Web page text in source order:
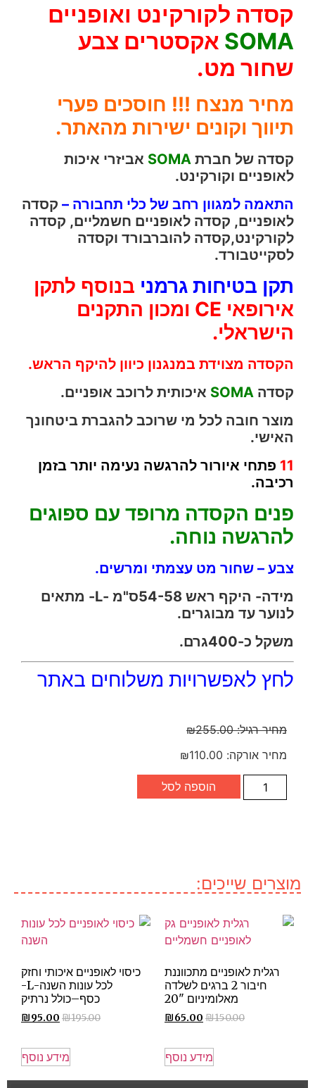
קסדה לקורקינט ואופניים
SOMA אקסטרים צבע
שחור מט.
מחיר מנצח !!! חוסכים פערי
תיווך וקונים ישירות מהאתר.
קסדה של חברת SOMA אביזרי איכות
לאופניים וקורקינט.
התאמה למגוון רחב של כלי תחבורה – קסדה
לאופניים, קסדה לאופניים חשמליים, קסדה
לקורקינט,קסדה להוברבורד וקסדה
לסקייטבורד.
תקן בטיחות גרמני בנוסף לתקן
אירופאי CE ומכון התקנים
הישראלי.
הקסדה מצוידת במנגנון כיוון להיקף הראש.
קסדה SOMA איכותית לרוכב אופניים.
מוצר חובה לכל מי שרוכב להגברת ביטחונך
האישי.
11 פתחי איורור להרגשה נעימה יותר בזמן
רכיבה.
פנים הקסדה מרופד עם ספוגים
להרגשה נוחה.
צבע – שחור מט עצמתי ומרשים.
מידה- היקף ראש 54-58ס"מ -L- מתאים
לנוער עד מבוגרים.
משקל כ-400גרם.
לחץ לאפשרויות משלוחים באתר
מחיר רגיל: ₪255.00
מחיר אורקה:
₪110.00
הוספה לסל
מוצרים שייכים:
רגלית לאופניים מתכווננת
חיבור 2 ברגים לשלדה
מאלומיניום "20
₪150.00
₪65.00
מידע נוסף
כיסוי לאופניים איכותי וחזק
לכל עונות השנה-L-
כסף–כולל נרתיק
₪195.00
₪95.00
מידע נוסף